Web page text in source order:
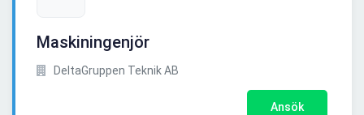
Maskiningenjör
DeltaGruppen Teknik AB
Ansök